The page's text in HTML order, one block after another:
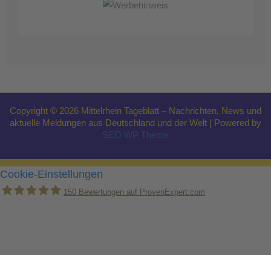
Copyright © 2026 Mittelrhein Tageblatt – Nachrichten, News und
aktuelle Meldungen aus Deutschland und der Welt | Powered by
SEO WP Theme
Cookie-Einstellungen
150 Bewertungen auf ProvenExpert.com